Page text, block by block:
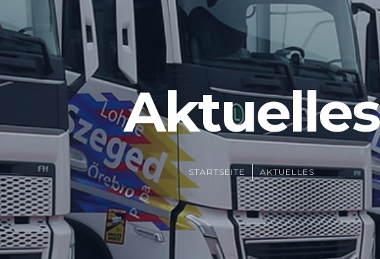
Aktuelles
STARTSEITE AKTUELLES